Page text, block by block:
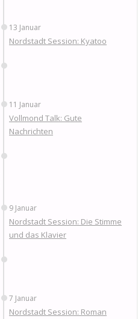
13 Januar
Nordstadt Session: Kyatoo
11 Januar
Vollmond Talk: Gute
Nachrichten
9 Januar
Nordstadt Session: Die Stimme
und das Klavier
7 Januar
Nordstadt Session: Roman